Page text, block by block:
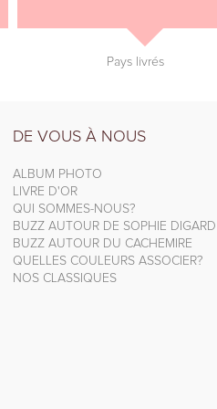
Pays livrés
DE VOUS À NOUS
ALBUM PHOTO
LIVRE D'OR
QUI SOMMES-NOUS?
BUZZ AUTOUR DE SOPHIE DIGARD
BUZZ AUTOUR DU CACHEMIRE
QUELLES COULEURS ASSOCIER?
NOS CLASSIQUES